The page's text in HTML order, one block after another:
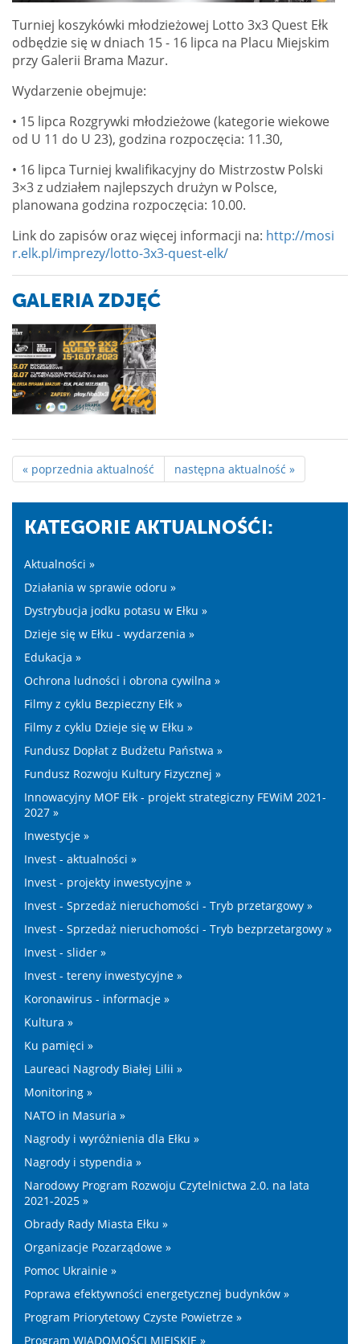
Turniej koszykówki młodzieżowej Lotto 3x3 Quest Ełk
odbędzie się w dniach 15 - 16 lipca na Placu Miejskim
przy Galerii Brama Mazur.
Wydarzenie obejmuje:
• 15 lipca Rozgrywki młodzieżowe (kategorie wiekowe
od U 11 do U 23), godzina rozpoczęcia: 11.30,
• 16 lipca Turniej kwalifikacyjny do Mistrzostw Polski
3×3 z udziałem najlepszych drużyn w Polsce,
planowana godzina rozpoczęcia: 10.00.
Link do zapisów oraz więcej informacji na: http://mosi
r.elk.pl/imprezy/lotto-3x3-quest-elk/
GALERIA ZDJĘĆ
« poprzednia aktualność następna aktualność »
KATEGORIE AKTUALNOŚĆI:
Aktualności »
Działania w sprawie odoru »
Dystrybucja jodku potasu w Ełku »
Dzieje się w Ełku - wydarzenia »
Edukacja »
Ochrona ludności i obrona cywilna »
Filmy z cyklu Bezpieczny Ełk »
Filmy z cyklu Dzieje się w Ełku »
Fundusz Dopłat z Budżetu Państwa »
Fundusz Rozwoju Kultury Fizycznej »
Innowacyjny MOF Ełk - projekt strategiczny FEWiM 2021-
2027 »
Inwestycje »
Invest - aktualności »
Invest - projekty inwestycyjne »
Invest - Sprzedaż nieruchomości - Tryb przetargowy »
Invest - Sprzedaż nieruchomości - Tryb bezprzetargowy »
Invest - slider »
Invest - tereny inwestycyjne »
Koronawirus - informacje »
Kultura »
Ku pamięci »
Laureaci Nagrody Białej Lilii »
Monitoring »
NATO in Masuria »
Nagrody i wyróżnienia dla Ełku »
Nagrody i stypendia »
Narodowy Program Rozwoju Czytelnictwa 2.0. na lata
2021-2025 »
Obrady Rady Miasta Ełku »
Organizacje Pozarządowe »
Pomoc Ukrainie »
Poprawa efektywności energetycznej budynków »
Program Priorytetowy Czyste Powietrze »
Program WIADOMOŚCI MIEJSKIE »